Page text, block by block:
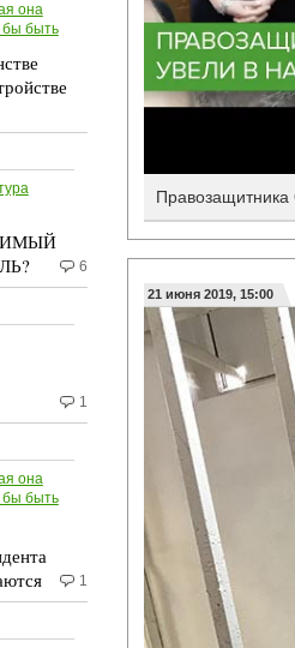
она
бы быть
6
1
она
бы быть
1
Правозащитника
21 июня 2019, 15:00